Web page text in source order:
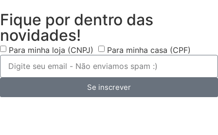
Fique por dentro das
novidades!
Para minha loja (CNPJ) Para minha casa (CPF)
Se inscrever